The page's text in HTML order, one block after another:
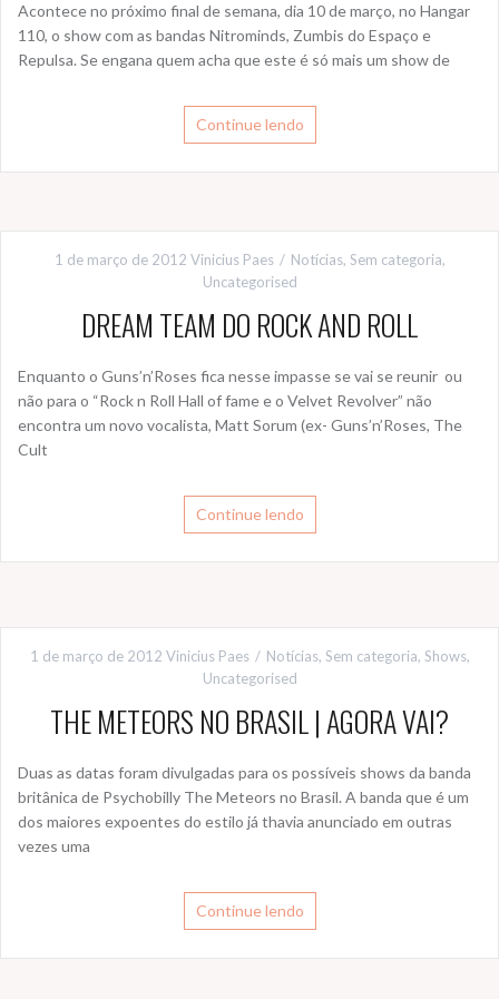
Acontece no próximo final de semana, dia 10 de março, no Hangar
110, o show com as bandas Nitrominds, Zumbis do Espaço e
Repulsa. Se engana quem acha que este é só mais um show de
Continue lendo
1 de março de 2012 Vinicius Paes Notícias, Sem categoria,
Uncategorised
DREAM TEAM DO ROCK AND ROLL
Enquanto o Guns’n’Roses fica nesse impasse se vai se reunir ou
não para o “Rock n Roll Hall of fame e o Velvet Revolver” não
encontra um novo vocalista, Matt Sorum (ex- Guns’n’Roses, The
Cult
Continue lendo
1 de março de 2012 Vinicius Paes Notícias, Sem categoria, Shows,
Uncategorised
THE METEORS NO BRASIL | AGORA VAI?
Duas as datas foram divulgadas para os possíveis shows da banda
britânica de Psychobilly The Meteors no Brasil. A banda que é um
dos maiores expoentes do estilo já thavia anunciado em outras
vezes uma
Continue lendo